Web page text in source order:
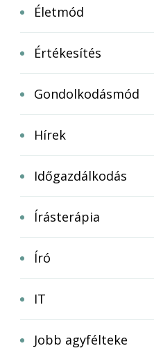
Életmód
Értékesítés
Gondolkodásmód
Hírek
Időgazdálkodás
Írásterápia
Író
IT
Jobb agyfélteke